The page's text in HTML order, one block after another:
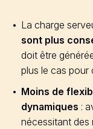
La charge
sont plus
doit être
plus le cas pour
Moins de
dynamiques :
nécessitant des